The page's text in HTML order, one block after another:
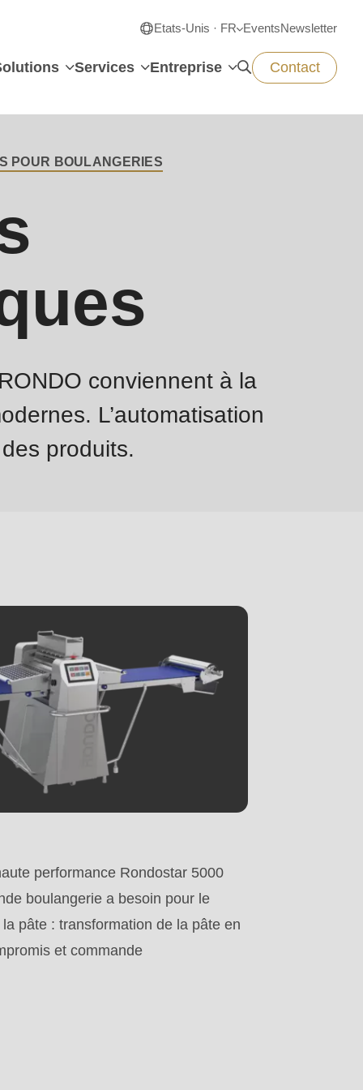
Etats-Unis · FR EventsNewsletter
Services Entreprise Contact
POUR BOULANGERIES
conviennent à la
L’automatisation
produits.
performance Rondostar 5000
boulangerie a besoin pour le
pâte : transformation de la pâte en
et commande